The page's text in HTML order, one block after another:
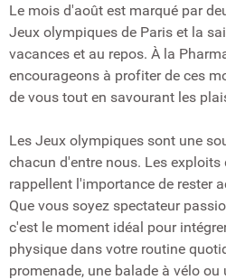
Le mois d'août est marqué par
Jeux olympiques de Paris et la
vacances et au repos. À la
encourageons à profiter de ces
de vous tout en savourant les
Les Jeux olympiques sont une
chacun d'entre nous. Les exploits
rappellent l'importance de rester
Que vous soyez spectateur
c'est le moment idéal pour
physique dans votre routine
promenade, une balade à vélo ou